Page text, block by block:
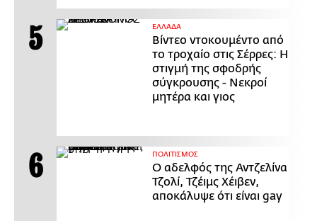
ΕΛΛΑΔΑ
Βίντεο ντοκουμέντο από
το τροχαίο στις Σέρρες: Η
στιγμή της σφοδρής
σύγκρουσης - Νεκροί
μητέρα και γιος
ΠΟΛΙΤΙΣΜΟΣ
Ο αδελφός της Αντζελίνα
Τζολί, Τζέιμς Χέιβεν,
αποκάλυψε ότι είναι gay